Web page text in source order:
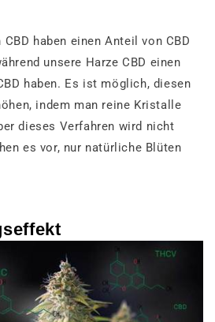
haben einen Anteil von CBD
unsere Harze CBD einen
haben. Es ist möglich, diesen
indem man reine Kristalle
dieses Verfahren wird nicht
es vor, nur natürliche Blüten